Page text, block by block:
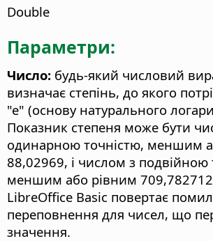
Double
Параметри:
Число: будь-який числовий
визначає степінь, до якого
"е" (основу натурального
Показник степеня може бути
одинарною точністю, меншим
88,02969, і числом з подвійною
меншим або рівним
LibreOffice Basic повертає
переповнення для чисел, що
значення.